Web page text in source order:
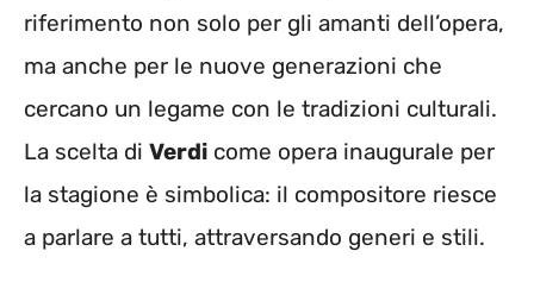
riferimento non solo per gli amanti dell’opera,
ma anche per le nuove generazioni che
cercano un legame con le tradizioni culturali.
La scelta di Verdi come opera inaugurale per
la stagione è simbolica: il compositore riesce
a parlare a tutti, attraversando generi e stili.